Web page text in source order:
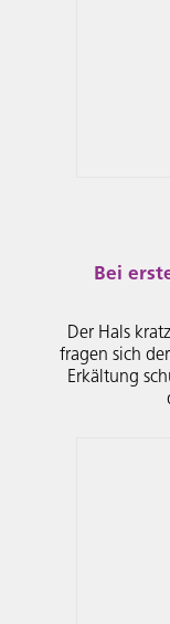
Bei
Der Hals
fragen sich
Erkältung